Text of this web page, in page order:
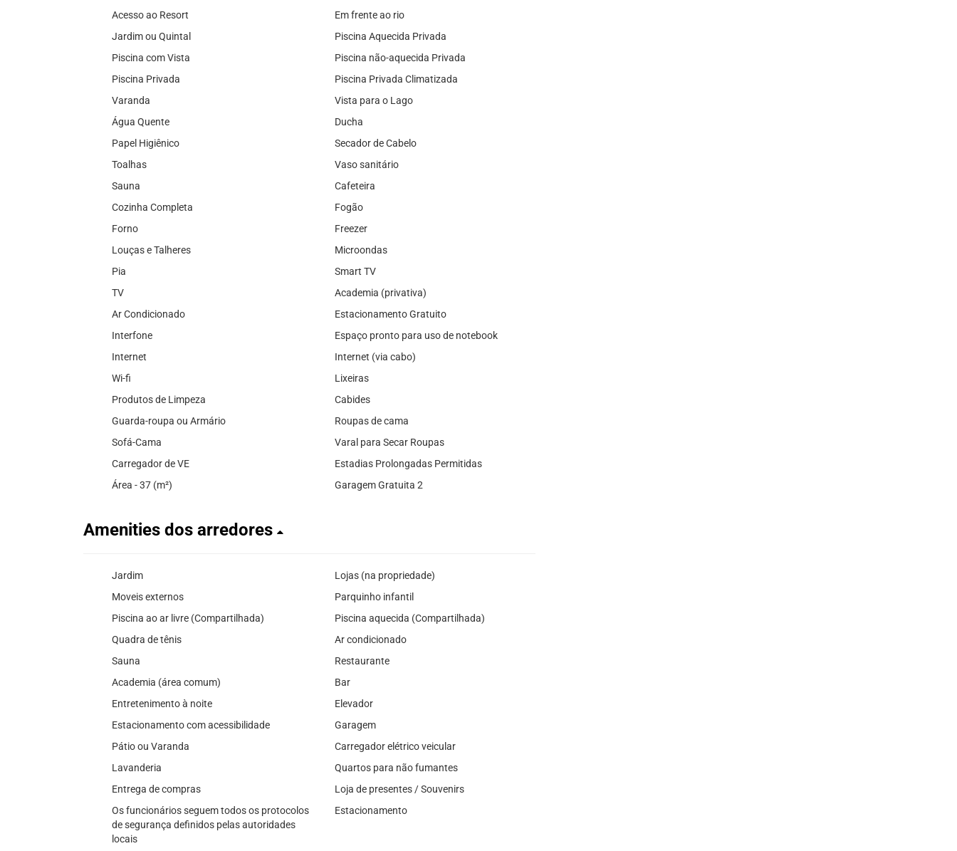
Acesso ao Resort
Em frente ao rio
Jardim ou Quintal
Piscina Aquecida Privada
Piscina com Vista
Piscina não-aquecida Privada
Piscina Privada
Piscina Privada Climatizada
Varanda
Vista para o Lago
Água Quente
Ducha
Papel Higiênico
Secador de Cabelo
Toalhas
Vaso sanitário
Sauna
Cafeteira
Cozinha Completa
Fogão
Forno
Freezer
Louças e Talheres
Microondas
Pia
Smart TV
TV
Academia (privativa)
Ar Condicionado
Estacionamento Gratuito
Interfone
Espaço pronto para uso de notebook
Internet
Internet (via cabo)
Wi-fi
Lixeiras
Produtos de Limpeza
Cabides
Guarda-roupa ou Armário
Roupas de cama
Sofá-Cama
Varal para Secar Roupas
Carregador de VE
Estadias Prolongadas Permitidas
Área - 37 (m²)
Garagem Gratuita 2
Amenities dos arredores
Jardim
Lojas (na propriedade)
Moveis externos
Parquinho infantil
Piscina ao ar livre (Compartilhada)
Piscina aquecida (Compartilhada)
Quadra de tênis
Ar condicionado
Sauna
Restaurante
Academia (área comum)
Bar
Entretenimento à noite
Elevador
Estacionamento com acessibilidade
Garagem
Pátio ou Varanda
Carregador elétrico veicular
Lavanderia
Quartos para não fumantes
Entrega de compras
Loja de presentes / Souvenirs
Os funcionários seguem todos os protocolos
de segurança definidos pelas autoridades
locais
Estacionamento